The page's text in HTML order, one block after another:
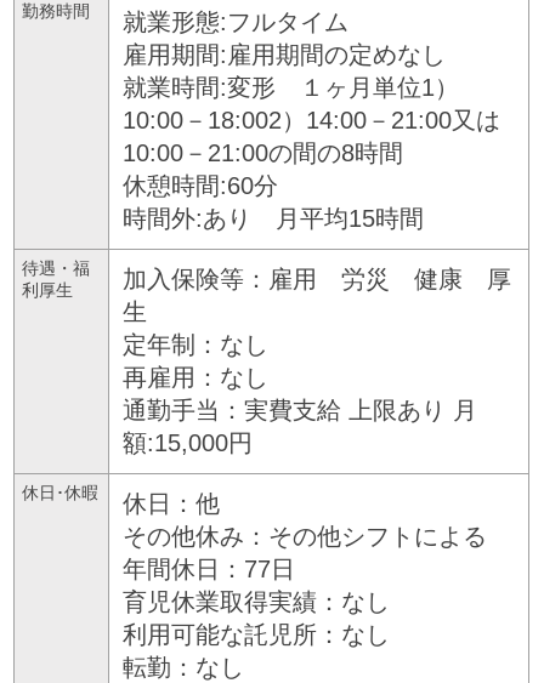
勤務時間
就業形態:フルタイム
雇用期間:雇用期間の定めなし
就業時間:変形 １ヶ月単位1）
10:00－18:002）14:00－21:00又は
10:00－21:00の間の8時間
休憩時間:60分
時間外:あり 月平均15時間
待遇・福
利厚生
加入保険等：雇用 労災 健康 厚
生
定年制：なし
再雇用：なし
通勤手当：実費支給 上限あり 月
額:15,000円
休日･休暇
休日：他
その他休み：その他シフトによる
年間休日：77日
育児休業取得実績：なし
利用可能な託児所：なし
転勤：なし